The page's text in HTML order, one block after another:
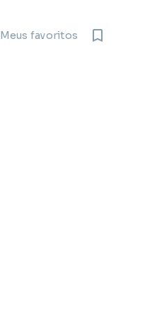
Meus favoritos